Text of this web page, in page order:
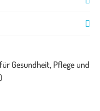
Gesundheit, Pflege und
)